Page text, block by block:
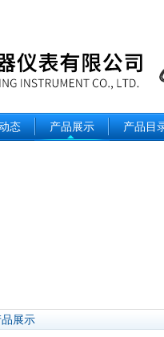
态 产品展示 产品目
品展示